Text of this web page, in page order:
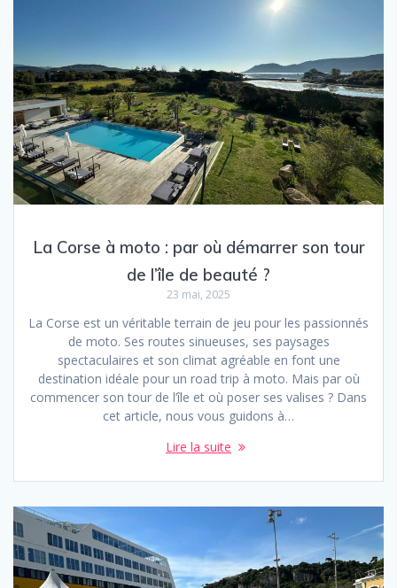
La Corse à moto : par où démarrer son tour
de l’île de beauté ?
23 mai, 2025
La Corse est un véritable terrain de jeu pour les passionnés
de moto. Ses routes sinueuses, ses paysages
spectaculaires et son climat agréable en font une
destination idéale pour un road trip à moto. Mais par où
commencer son tour de l’île et où poser ses valises ? Dans
cet article, nous vous guidons à…
Lire la suite